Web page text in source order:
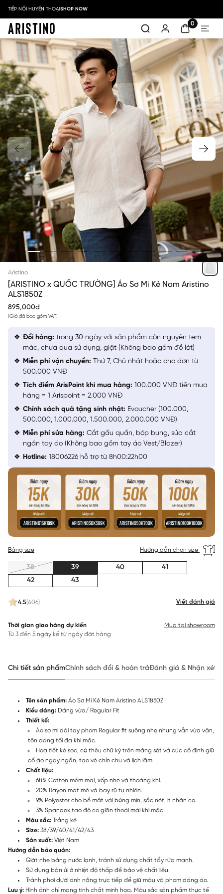
TIẾP NỐI HUYỀN THOẠISHOP NOW
0
Aristino
[ARISTINO x QUỐC TRƯỜNG] Áo Sơ Mi Kẻ Nam Aristino
ALS1850Z
895,000đ
(Giá đã bao gồm VAT)
4.5(406) Viết đánh giá
TRẮNG KẺ
Bảng size Hướng dẫn chọn size
38 39 40
41
42
43
Thời gian giao hàng dự kiến
Từ 3 đến 5 ngày kể từ ngày đặt hàng
Mua tại showroom
Đổi hàng: trong 30 ngày với sản phẩm còn nguyên tem
mác, chưa qua sử dụng, giặt (Không bao gồm đồ lót)
Miễn phí vận chuyển: Thứ 7, Chủ nhật hoặc cho đơn từ
500.000 VNĐ
Tích điểm ArisPoint khi mua hàng: 100.000 VNĐ tiền mua
hàng = 1 Arispoint = 2.000 VNĐ
Chính sách quà tặng sinh nhật: Evoucher (100.000,
500.000, 1.000.000, 1.500.000, 2.000.000 VNĐ)
Miễn phí sửa hàng: Cắt gấu quần, bóp bụng, sửa cắt
ngắn tay áo (Không bao gồm tay áo Vest/Blazer)
Hotline: 18006226 hỗ trợ từ 8h00:22h00
Chi tiết sản phẩmChính sách đổi & hoàn trảĐánh giá & Nhận xét
Tên sản phẩm: Áo Sơ Mi Kẻ Nam Aristino ALS1850Z
Kiểu dáng: Dáng vừa/ Regular Fit
Thiết kế:
Áo sơ mi dài tay phom Regular fit suông nhẹ nhưng vẫn vừa vặn,
tôn dáng tối đa khi mặc.
Họa tiết kẻ sọc, có thêu chữ ký trên măng sét và cúc cố định giữ
cổ áo ngay ngắn, tạo vẻ chỉn chu và lịch lãm.
Chất liệu:
68% Cotton mềm mại, xốp nhẹ và thoáng khí.
20% Rayon mát mẻ và bay rũ tự nhiên.
9% Polyester cho bề mặt vải bóng mịn, sắc nét, ít nhăn co.
3% Spandex tạo độ co giãn thoải mái khi mặc.
Màu sắc: Trắng kẻ
Size: 38/39/40/41/42/43
Sản xuất: Việt Nam
Hướng dẫn bảo quản:
Giặt nhẹ bằng nước lạnh, tránh sử dụng chất tẩy rửa mạnh.
Sử dụng bàn ủi ở nhiệt độ thấp để bảo vệ chất liệu.
Tránh phơi dưới ánh nắng trực tiếp để giữ màu và phom dáng áo.
Lưu ý: Hình ảnh chỉ mang tính chất minh họa. Màu sắc sản phẩm thực tế